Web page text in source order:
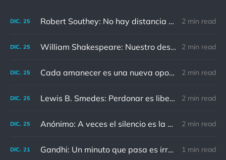
DIC. 25 Robert Southey: No hay distancia o tiempo que pueda disminuir la amistad de aquellos que están completamente convencidos del valor del otro 2 min read
DIC. 25 William Shakespeare: Nuestro destino está en las estrellas, así que levantemos nuestros ojos al cielo 2 min read
DIC. 25 Cada amanecer es una nueva oportunidad 2 min read
DIC. 25 Lewis B. Smedes: Perdonar es liberar a un prisionero y descubrir que el prisionero eras tú 2 min read
DIC. 25 Anónimo: A veces el silencio es la mejor respuesta 2 min read
DIC. 21 Gandhi: Un minuto que pasa es irrecuperable. Conociendo esto, ¿cómo podemos malgastar tantas horas? 1 min read